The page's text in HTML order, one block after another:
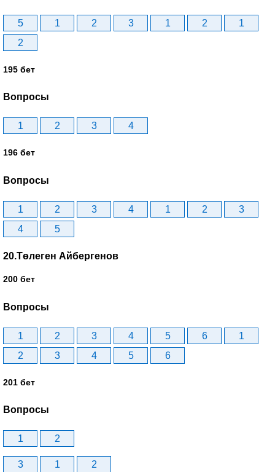
5 1 2 3 1 2
1
2
195 бет
Вопросы
1 2 3 4
196 бет
Вопросы
1 2 3 4 1 2
3
4
5
20.Төлеген Айбергенов
200 бет
Вопросы
1 2 3 4 5 6
1
2
3 4 5 6
201 бет
Вопросы
1 2
3 1 2